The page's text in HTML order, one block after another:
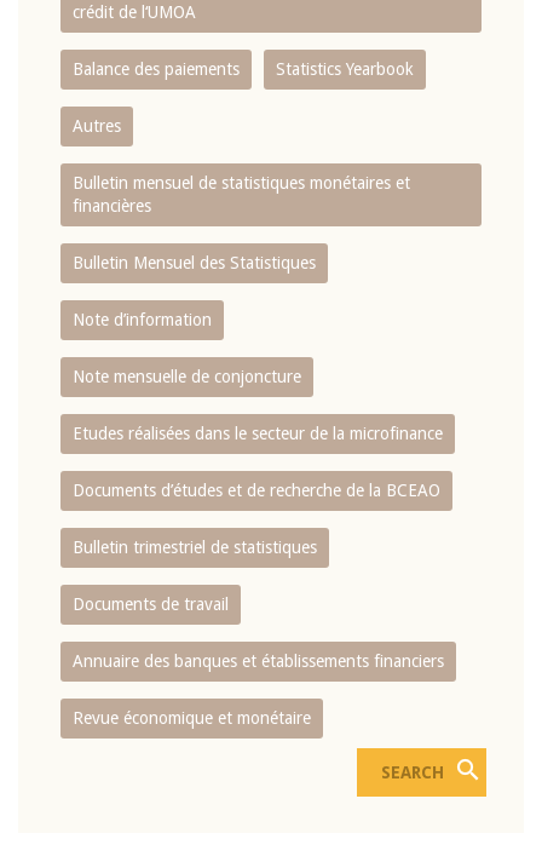
crédit de l‘UMOA
Balance des paiements Statistics Yearbook
Autres
Bulletin mensuel de statistiques monétaires et
financières
Bulletin Mensuel des Statistiques
Note d’information
Note mensuelle de conjoncture
Etudes réalisées dans le secteur de la microfinance
Documents d’études et de recherche de la BCEAO
Bulletin trimestriel de statistiques
Documents de travail
Annuaire des banques et établissements financiers
Revue économique et monétaire